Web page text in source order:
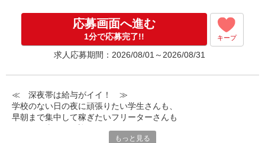
応募画面へ進む
1分で応募完了!! キープ
求人応募期間：2026/08/01～2026/08/31
≪ 深夜帯は給与がイイ！ ≫
学校のない日の夜に頑張りたい学生さんも、
早朝まで集中して稼ぎたいフリーターさんも
もっと見る